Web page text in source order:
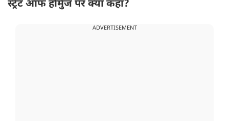
स्ट्रेट ऑफ होर्मुज पर क्या कहा?
ADVERTISEMENT